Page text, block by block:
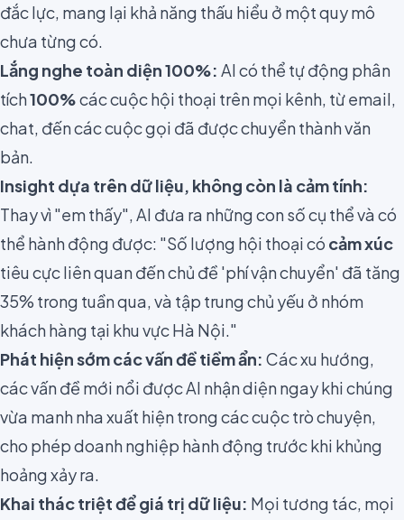
đắc lực, mang lại khả năng thấu hiểu ở một quy mô
chưa từng có.
Lắng nghe toàn diện 100%: AI có thể tự động phân
tích100%các cuộc hội thoại trên mọi kênh, từ email,
chat, đến các cuộc gọi đã được chuyển thành văn
bản.
Insight dựa trên dữ liệu, không còn là cảm tính:
Thay vì "em thấy", AI đưa ra những con số cụ thể và có
thể hành động được: "Số lượng hội thoại có cảm xúc
tiêu cực liên quan đến chủ đề 'phí vận chuyển' đã tăng
35% trong tuần qua, và tập trung chủ yếu ở nhóm
khách hàng tại khu vực Hà Nội."
Phát hiện sớm các vấn đề tiềm ẩn: Các xu hướng,
các vấn đề mới nổi được AI nhận diện ngay khi chúng
vừa manh nha xuất hiện trong các cuộc trò chuyện,
cho phép doanh nghiệp hành động trước khi khủng
hoảng xảy ra.
Khai thác triệt để giá trị dữ liệu: Mọi tương tác, mọi